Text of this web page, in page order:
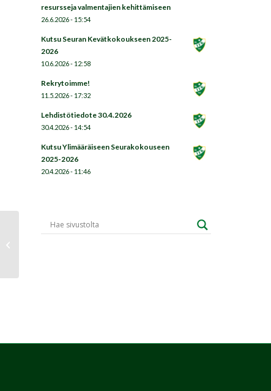
resursseja valmentajien kehittämiseen
26.6.2026 - 15:54
Kutsu Seuran Kevätkokoukseen 2025-
2026
10.6.2026 - 12:58
Rekrytoimme!
11.5.2026 - 17:32
Lehdistötiedote 30.4.2026
30.4.2026 - 14:54
Kutsu Ylimääräiseen Seurakokouseen
2025-2026
20.4.2026 - 11:46